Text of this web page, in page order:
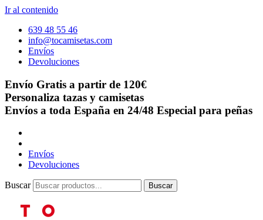
Ir al contenido
639 48 55 46
info@tocamisetas.com
Envíos
Devoluciones
Envío Gratis a partir de 120€
Personaliza tazas y camisetas
Envíos a toda España en 24/48 Especial para peñas
Envíos
Devoluciones
Buscar Buscar